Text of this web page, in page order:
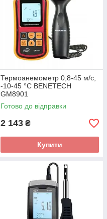
Термоанемометр 0,8-45 м/с,
-10-45 °C BENETECH
GM8901
Готово до відправки
2 143 ₴
Купити